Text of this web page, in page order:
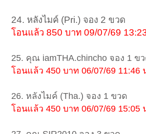
24. หลังไมค์ (Pri.) จอง 2 ขวด
โอนแล้ว 850 บาท 09/07/69
25. คุณ iamTHA.chincho จอง 1 ข
โอนแล้ว 450 บาท 06/07/69 11:46
26. หลังไมค์ (Tha.) จอง 1 ขวด
โอนแล้ว 450 บาท 06/07/69 15:05